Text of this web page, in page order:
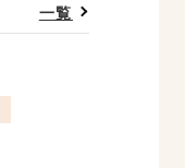
一覧